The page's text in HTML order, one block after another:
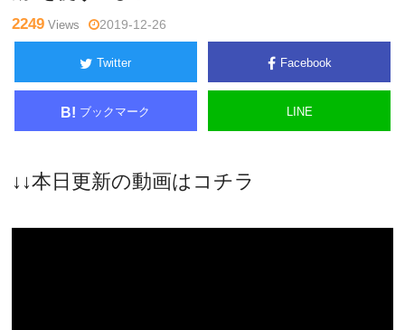
2249 Views 2019-12-26
Twitter Facebook
B! ブックマーク LINE
↓↓本日更新の動画はコチラ